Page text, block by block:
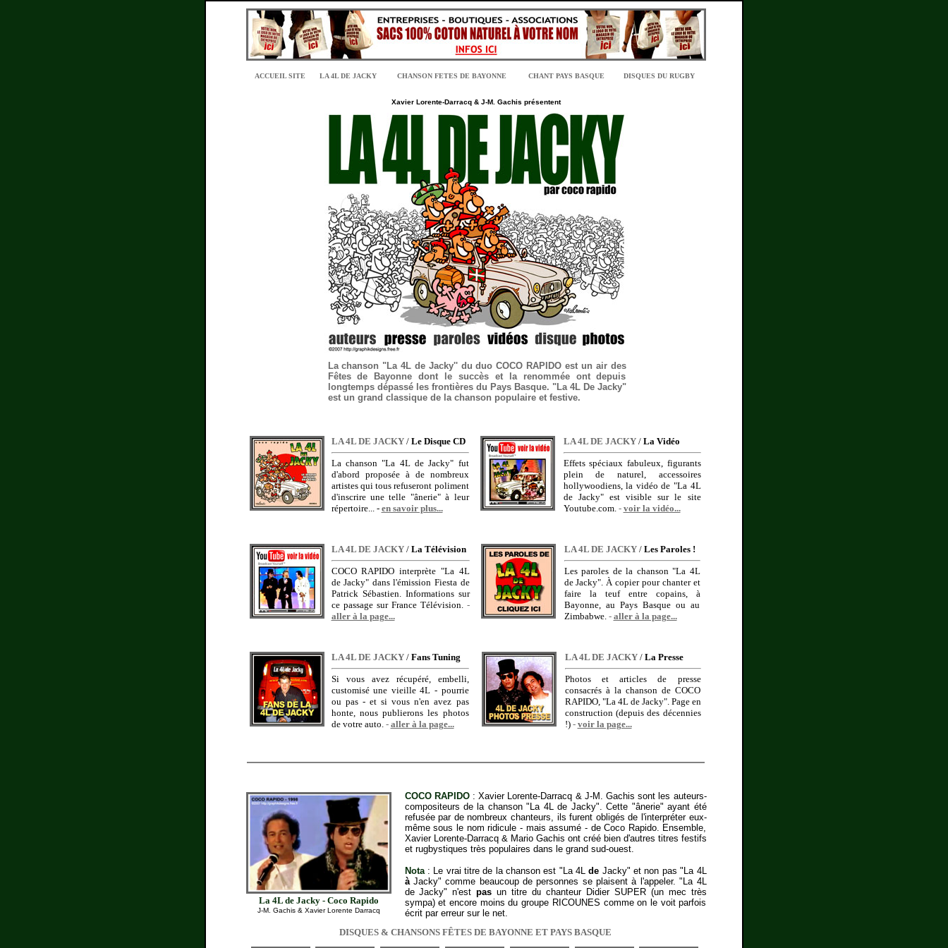
ACCUEIL SITE LA 4L DE JACKY CHANSON FETES DE BAYONNE CHANT PAYS BASQUE DISQUES DU RUGBY
Xavier Lorente-Darracq & J-M. Gachis présentent
La chanson "La 4L de Jacky'' du duo COCO RAPIDO est un air des
Fêtes de Bayonne dont le succès et la renommée ont depuis
longtemps dépassé les frontières du Pays Basque. "La 4L De Jacky"
est un grand classique de la chanson populaire et festive.
LA 4L DE JACKY /Le Disque CD
La chanson "La 4L de Jacky" fut
d'abord proposée à de nombreux
artistes qui tous refuseront poliment
d'inscrire une telle "ânerie" à leur
répertoire... - en savoir plus...
LA 4L DE JACKY /La Vidéo
Effets spéciaux fabuleux, figurants
plein de naturel, accessoires
hollywoodiens, la vidéo de "La 4L
de Jacky" est visible sur le site
Youtube.com. - voir la vidéo...
LA 4L DE JACKY /La Télévision
COCO RAPIDO interprète "La 4L
de Jacky" dans l'émission Fiesta de
Patrick Sébastien. Informations sur
ce passage sur France Télévision. -
aller à la page...
LA 4L DE JACKY /Les Paroles !
Les paroles de la chanson "La 4L
de Jacky". À copier pour chanter et
faire la teuf entre copains, à
Bayonne, au Pays Basque ou au
Zimbabwe. - aller à la page...
LA 4L DE JACKY /Fans Tuning
Si vous avez récupéré, embelli,
customisé une vieille 4L - pourrie
ou pas - et si vous n'en avez pas
honte, nous publierons les photos
de votre auto. - aller à la page...
LA 4L DE JACKY /La Presse
Photos et articles de presse
consacrés à la chanson de COCO
RAPIDO, "La 4L de Jacky". Page en
construction (depuis des décennies
!) - voir la page...
La 4L de Jacky - Coco Rapido
J-M. Gachis & Xavier Lorente Darracq
COCO RAPIDO : Xavier Lorente-Darracq & J-M. Gachis sont les auteurs-
compositeurs de la chanson "La 4L de Jacky". Cette "ânerie" ayant été
refusée par de nombreux chanteurs, ils furent obligés de l'interpréter eux-
même sous le nom ridicule - mais assumé - de Coco Rapido. Ensemble,
Xavier Lorente-Darracq & Mario Gachis ont créé bien d'autres titres festifs
et rugbystiques très populaires dans le grand sud-ouest.
Nota: Le vrai titre de la chanson est "La 4Lde Jacky" et non pas "La 4L
àJacky" comme beaucoup de personnes se plaisent à l'appeler. "La 4L
de Jacky" n'est pas un titre du chanteur Didier SUPER (un mec très
sympa) et encore moins du groupe RICOUNES comme on le voit parfois
écrit par erreur sur le net.
DISQUES & CHANSONS FÊTES DE BAYONNE ET PAYS BASQUE